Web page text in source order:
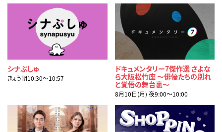
シナぷしゅ
きょう朝10:30〜10:57
ドキュメンタリー7傑作選 さよな
ら大阪松竹座 ～俳優たちの別れ
と覚悟の舞台裏～
8月10日(月) 夜9:00〜10:00